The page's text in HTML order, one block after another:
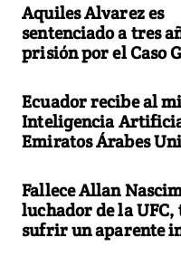
Aquiles Alvarez es
sentenciado a tres
prisión por el Caso
Ecuador recibe al
Inteligencia
Emiratos Árabes
Fallece Allan
luchador de la UFC,
sufrir un aparente